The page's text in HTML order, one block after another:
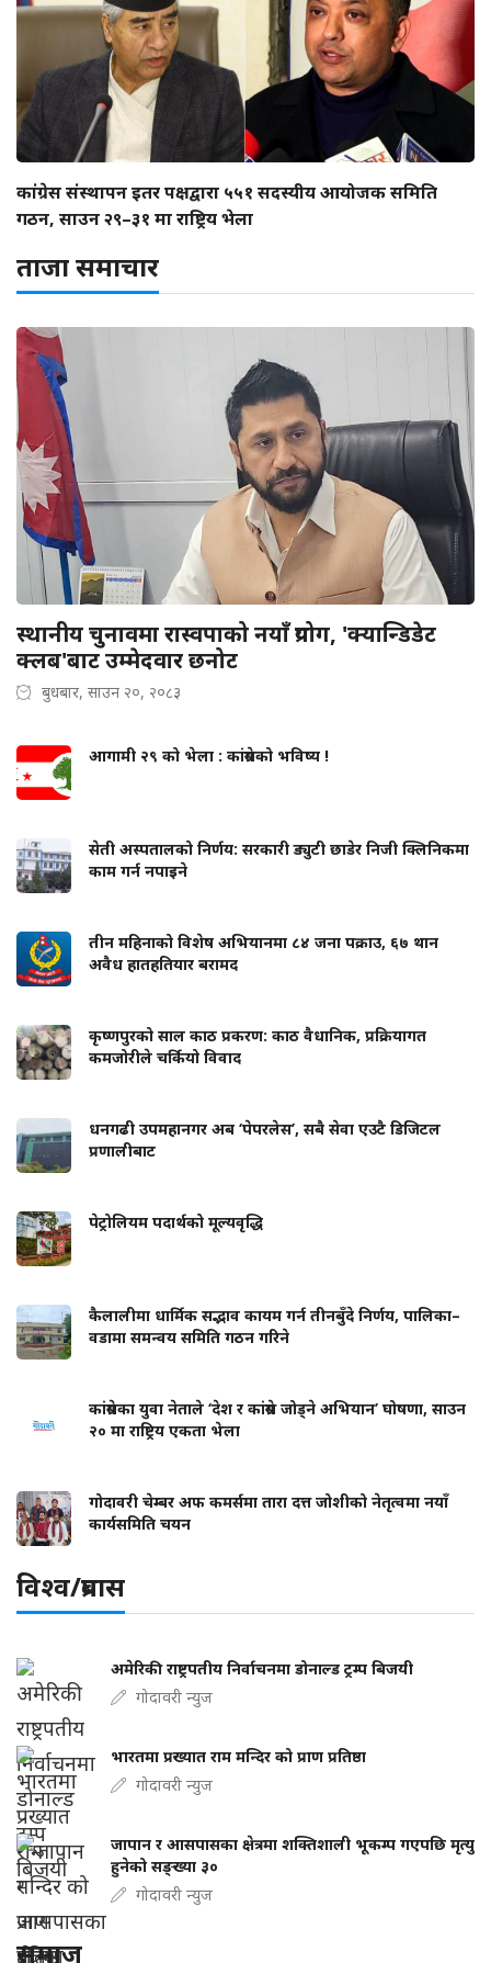
कांग्रेस संस्थापन इतर पक्षद्वारा ५५१ सदस्यीय आयोजक समिति
गठन, साउन २९–३१ मा राष्ट्रिय भेला
ताजा समाचार
स्थानीय चुनावमा रास्वपाको नयाँ प्रयोग, 'क्यान्डिडेट
क्लब'बाट उम्मेदवार छनोट
बुधबार, साउन २०, २०८३
आगामी २९ को भेला : कांग्रेसको भविष्य !
सेती अस्पतालको निर्णय: सरकारी ड्युटी छाडेर निजी क्लिनिकमा
काम गर्न नपाइने
तीन महिनाको विशेष अभियानमा ८४ जना पक्राउ, ६७ थान
अवैध हातहतियार बरामद
कृष्णपुरको साल काठ प्रकरण: काठ वैधानिक, प्रक्रियागत
कमजोरीले चर्कियो विवाद
धनगढी उपमहानगर अब ‘पेपरलेस’, सबै सेवा एउटै डिजिटल
प्रणालीबाट
पेट्रोलियम पदार्थको मूल्यवृद्धि
कैलालीमा धार्मिक सद्भाव कायम गर्न तीनबुँदे निर्णय, पालिका–
वडामा समन्वय समिति गठन गरिने
कांग्रेसका युवा नेताले ‘देश र कांग्रेस जोड्ने अभियान’ घोषणा, साउन
२० मा राष्ट्रिय एकता भेला
गोदावरी चेम्बर अफ कमर्समा तारा दत्त जोशीको नेतृत्वमा नयाँ
कार्यसमिति चयन
विश्व/प्रबास
अमेरिकी राष्ट्रपतीय निर्वाचनमा डोनाल्ड ट्रम्प बिजयी
गोदावरी न्युज
भारतमा प्रख्यात राम मन्दिर को प्राण प्रतिष्ठा
गोदावरी न्युज
जापान र आसपासका क्षेत्रमा शक्तिशाली भूकम्प गएपछि मृत्यु
हुनेको सङ्ख्या ३०
गोदावरी न्युज
समाज